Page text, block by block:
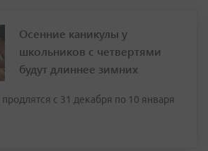
Осенние каникулы у
школьников с четвертями
будут длиннее зимних
с 31 декабря по 10 января